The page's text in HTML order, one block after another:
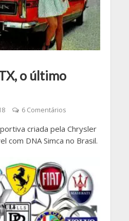
o último
6 Comentários
criada pela Chrysler
com DNA Simca no Brasil.